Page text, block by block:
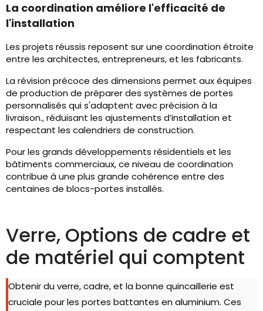
La coordination améliore l'efficacité de
l'installation
Les projets réussis reposent sur une coordination étroite
entre les architectes, entrepreneurs, et les fabricants.
La révision précoce des dimensions permet aux équipes
de production de préparer des systèmes de portes
personnalisés qui s'adaptent avec précision à la
livraison., réduisant les ajustements d’installation et
respectant les calendriers de construction.
Pour les grands développements résidentiels et les
bâtiments commerciaux, ce niveau de coordination
contribue à une plus grande cohérence entre des
centaines de blocs-portes installés.
Verre, Options de cadre et
de matériel qui comptent
Obtenir du verre, cadre, et la bonne quincaillerie est
cruciale pour les portes battantes en aluminium. Ces